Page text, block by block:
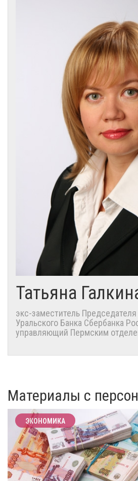
Татьяна
экс-заместитель
Уральского Банка Сбербанка
управляющий Пермским
Материалы с
ЭКОНОМИКА